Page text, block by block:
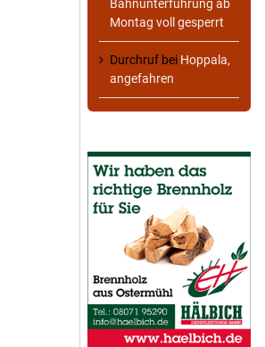
Bahnunterführung ab
Montag voll gesperrt
Durchruf bei Hoppala,
angefahren